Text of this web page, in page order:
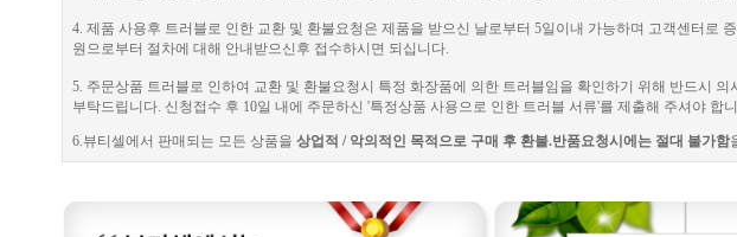
4. 제품 사용후 트러블로 인한 교환 및 환불요청은 제품을 받으신 날로부터 5일이내 가능하며 고객센터로
원으로부터 절차에 대해 안내받으신후 접수하시면 되십니다.
5. 주문상품 트러블로 인하여 교환 및 환불요청시 특정 화장품에 의한 트러블임을 확인하기 위해 반드시
부탁드립니다. 신청접수 후 10일 내에 주문하신 '특정상품 사용으로 인한 트러블 서류'를 제출해 주셔야 합
6.뷰티셀에서 판매되는 모든 상품을 상업적 / 악의적인 목적으로 구매 후 환불.반품요청시에는 절대 불가함